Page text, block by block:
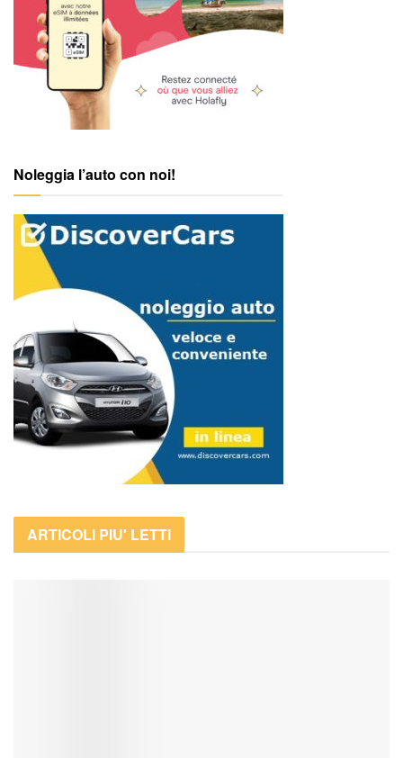
Noleggia l’auto con noi!
ARTICOLI PIU' LETTI